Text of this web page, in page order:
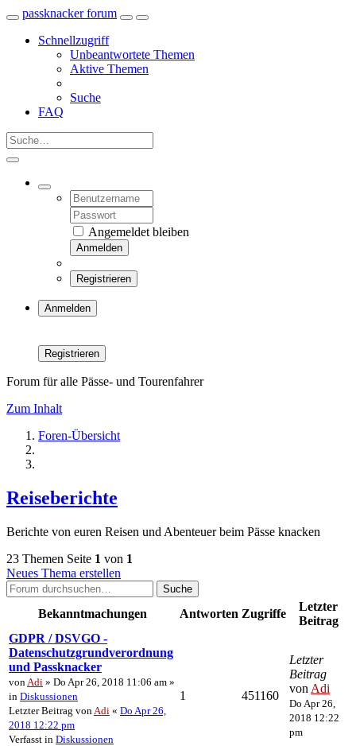
passknacker forum
Schnellzugriff
Unbeantwortete Themen
Aktive Themen
Suche
FAQ
Angemeldet bleiben
Anmelden
Registrieren
Anmelden
Registrieren
Forum für alle Pässe- und Tourenfahrer
Zum Inhalt
Foren-Übersicht
Reiseberichte
Berichte von euren Reisen und Abenteuer beim Pässe knacken
23 Themen Seite 1 von 1
Neues Thema erstellen
Suche
Bekanntmachungen Antworten Zugriffe
Letzter
Beitrag
GDPR / DSVGO -
Datenschutzgrundverordnung
und Passknacker
von Adi » Do Apr 26, 2018 11:06 am »
in Diskussionen
Letzter Beitrag von Adi « Do Apr 26,
2018 12:22 pm
Verfasst in Diskussionen
1 451160
Letzter
Beitrag
von Adi
Do Apr 26,
2018 12:22
pm